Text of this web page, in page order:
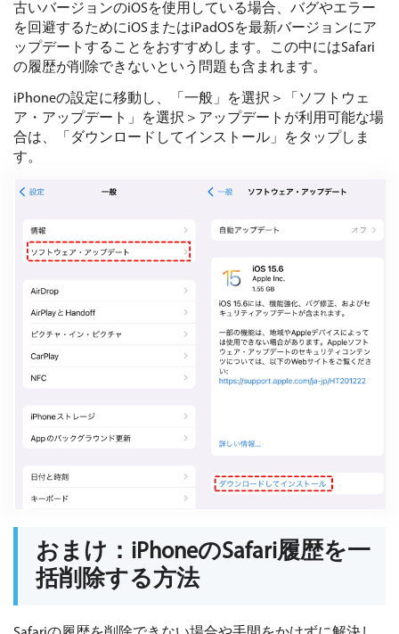
古いバージョンのiOSを使用している場合、バグやエラー
を回避するためにiOSまたはiPadOSを最新バージョンにア
ップデートすることをおすすめします。この中にはSafari
の履歴が削除できないという問題も含まれます。
iPhoneの設定に移動し、「一般」を選択＞「ソフトウェ
ア・アップデート」を選択＞アップデートが利用可能な場
合は、「ダウンロードしてインストール」をタップしま
す。
おまけ：iPhoneのSafari履歴を一
括削除する方法